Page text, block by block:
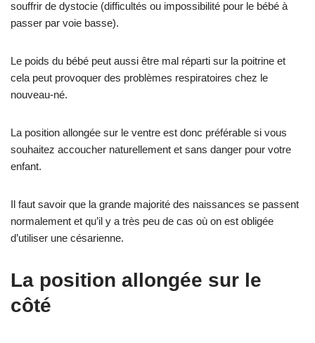
souffrir de dystocie (difficultés ou impossibilité pour le bébé à
passer par voie basse).
Le poids du bébé peut aussi être mal réparti sur la poitrine et
cela peut provoquer des problèmes respiratoires chez le
nouveau-né.
La position allongée sur le ventre est donc préférable si vous
souhaitez accoucher naturellement et sans danger pour votre
enfant.
Il faut savoir que la grande majorité des naissances se passent
normalement et qu’il y a très peu de cas où on est obligée
d’utiliser une césarienne.
La position allongée sur le
côté